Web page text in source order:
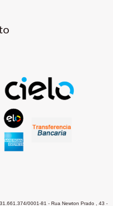
0001-81 - Rua Newton Prado , 43 -